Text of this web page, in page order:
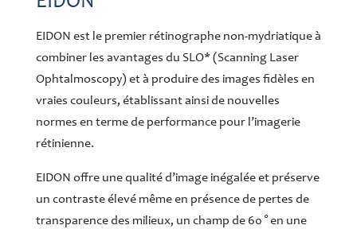
EIDON est le premier rétinographe non-mydriatique à
combiner les avantages du SLO* (Scanning Laser
Ophtalmoscopy) et à produire des images fidèles en
vraies couleurs, établissant ainsi de nouvelles
normes en terme de performance pour l’imagerie
rétinienne.
EIDON offre une qualité d’image inégalée et préserve
un contraste élevé même en présence de pertes de
transparence des milieux, un champ de 60 ° en une